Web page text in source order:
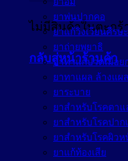
ไม่มีสินค้าในตะกร้
กลับสู่หน้าร้านค้า
ยาพ่นปากคอ
ยาแก้วิงเวียนศีรษะ
ยาถ่ายพยาธิ
ยาทาแก้ปวดเมื่อย
ยาทาแผล ล้างแผล
ยาระบาย
ยาสำหรับโรคตาแ
ยาสำหรับโรคปาก
ยาสำหรับโรคผิวห
ยาแก้ท้องเสีย